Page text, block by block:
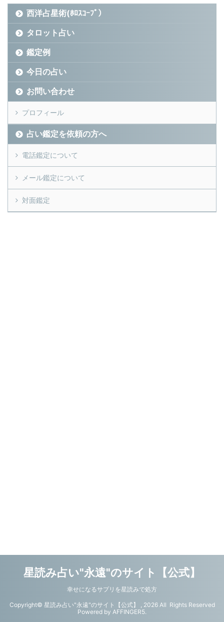
西洋占星術(ﾎﾛｽｺｰﾌﾟ）
タロット占い
鑑定例
今日の占い
お問い合わせ
プロフィール
占い鑑定を依頼の方へ
電話鑑定について
メール鑑定について
対面鑑定
星読み占い"永遠"のサイト【公式】
幸せになるサプリを星読みで処方
Copyright© 星読み占い"永遠"のサイト【公式】 , 2026 All Rights Reserved
Powered by AFFINGER5.